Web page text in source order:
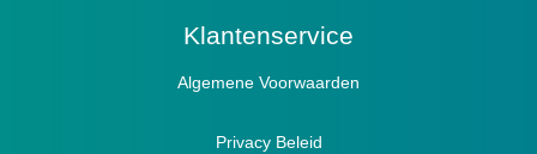
Actief
Pantoffels
Sandalen
Klantenservice
Algemene Voorwaarden
Privacy Beleid